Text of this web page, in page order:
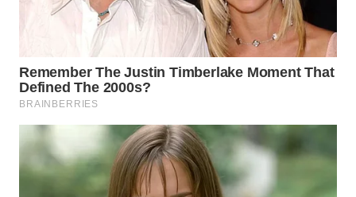
BEKASI
BOGOR
WN
DEPOK
WN